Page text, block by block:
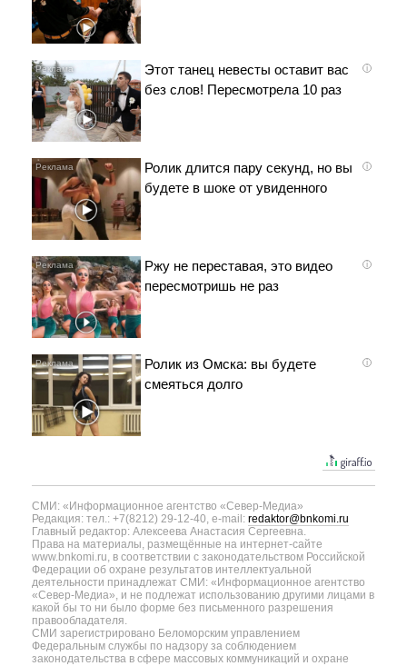
i
Этот танец невесты оставит вас
без слов! Пересмотрела 10 раз
i
Ролик длится пару секунд, но вы
будете в шоке от увиденного
i
Ржу не переставая, это видео
пересмотришь не раз
i
Ролик из Омска: вы будете
смеяться долго
СМИ: «Информационное агентство «Север-Медиа»
Редакция: тел.: +7(8212) 29-12-40, e-mail: redaktor@bnkomi.ru
Главный редактор: Алексеева Анастасия Сергеевна.
Права на материалы, размещённые на интернет-сайте
www.bnkomi.ru, в соответствии с законодательством Российской
Федерации об охране результатов интеллектуальной
деятельности принадлежат СМИ: «Информационное агентство
«Север-Медиа», и не подлежат использованию другими лицами в
какой бы то ни было форме без письменного разрешения
правообладателя.
СМИ зарегистрировано Беломорским управлением
Федеральным службы по надзору за соблюдением
законодательства в сфере массовых коммуникаций и охране